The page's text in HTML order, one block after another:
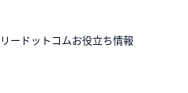
ードットコムお役立ち情報